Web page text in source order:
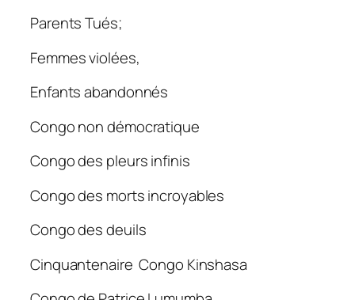
Parents Tués;
Femmes violées,
Enfants abandonnés
Congo non démocratique
Congo des pleurs infinis
Congo des morts incroyables
Congo des deuils
Cinquantenaire Congo Kinshasa